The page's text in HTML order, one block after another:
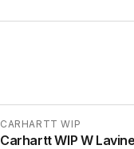
CARHARTT WIP
Carhartt WIP W